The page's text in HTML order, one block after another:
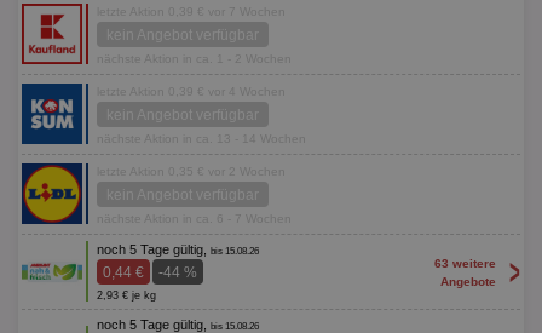
letzte Aktion 0,39 € vor 7 Wochen
kein Angebot verfügbar
nächste Aktion in ca. 1 - 2 Wochen
letzte Aktion 0,39 € vor 4 Wochen
kein Angebot verfügbar
nächste Aktion in ca. 13 - 14 Wochen
letzte Aktion 0,35 € vor 2 Wochen
kein Angebot verfügbar
nächste Aktion in ca. 6 - 7 Wochen
noch 5 Tage gültig, bis 15.08.26
0,44 € -44 %
2,93 € je kg
63 weitere
Angebote
>
noch 5 Tage gültig, bis 15.08.26